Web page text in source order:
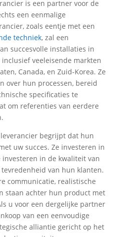
is een partner voor de
een eenmalige
zoals eentje met een
techniek, zal een
succesvolle installaties in
veeleisende markten
Canada, en Zuid-Korea. Ze
over hun processen, bereid
specificaties te
om referenties van eerdere
begrijpt dat hun
uw succes. Ze investeren in
in de kwaliteit van
van hun klanten.
communicatie, realistische
staan ​​achter hun product met
u voor een dergelijke partner
van een eenvoudige
alliantie gericht op het